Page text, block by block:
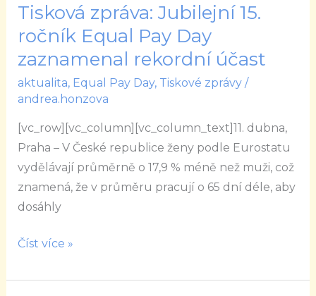
procesu
Tisková zpráva: Jubilejní 15.
ročník Equal Pay Day
zaznamenal rekordní účast
aktualita, Equal Pay Day, Tiskové zprávy/
andrea.honzova
[vc_row][vc_column][vc_column_text]11. dubna,
Praha – V České republice ženy podle Eurostatu
vydělávají průměrně o 17,9 % méně než muži, což
znamená, že v průměru pracují o 65 dní déle, aby
dosáhly
Tisková
zpráva:
15.
ročník
Pay
Day
zaznamenal
rekordní
účast
Číst více »